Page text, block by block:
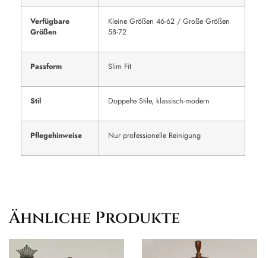
Verfügbare
Größen
Kleine Größen 46-62 / Große Größen
58-72
Passform Slim Fit
Stil Doppelte Stile, klassisch-modern
Pflegehinweise Nur professionelle Reinigung
Ähnliche Produkte